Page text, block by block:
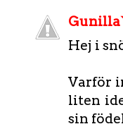
Hej i
Varför
liten
sin